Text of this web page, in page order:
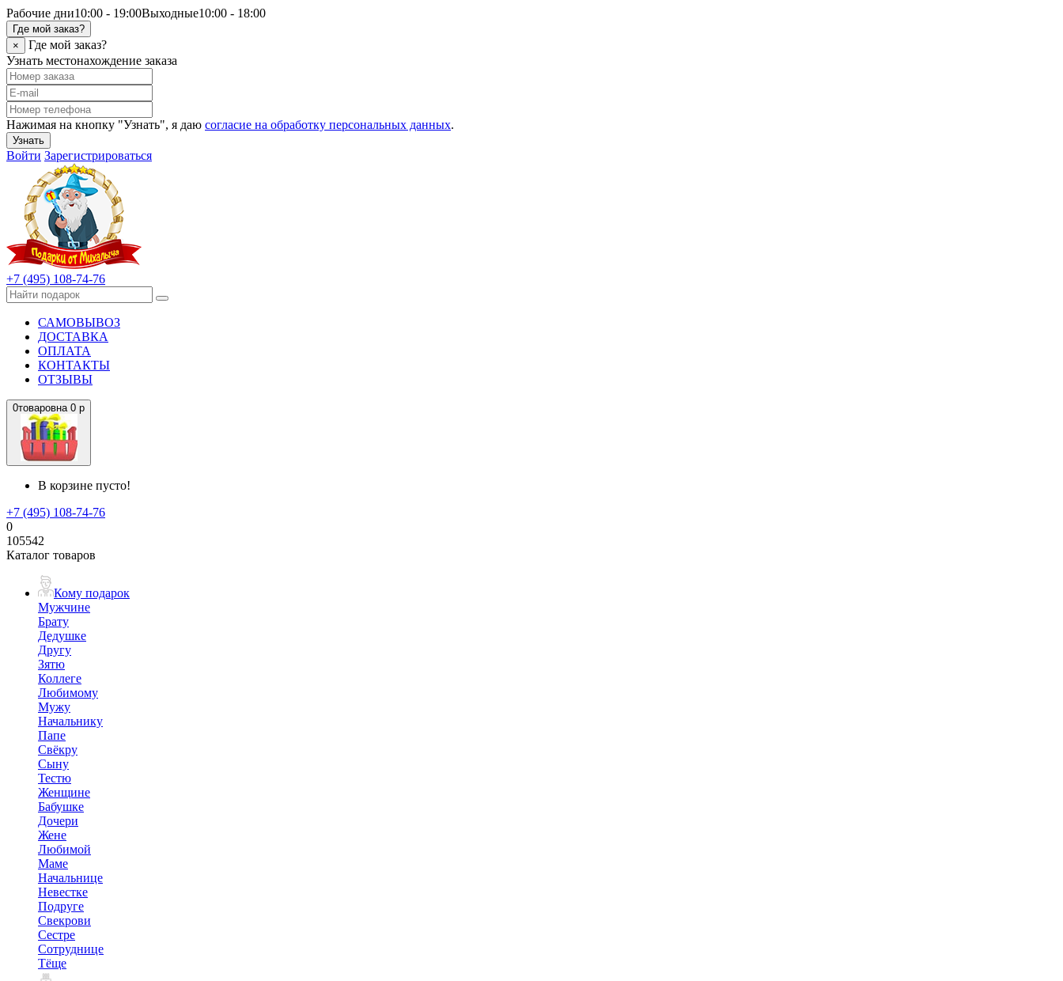
Рабочие дни10:00 - 19:00Выходные10:00 - 18:00
Где мой заказ?
×
Где мой заказ?
Узнать местонахождение заказа
Нажимая на кнопку "Узнать", я даю согласие на обработку персональных данных.
Узнать
Войти Зарегистрироваться
+7 (495) 108-74-76
САМОВЫВОЗ
ДОСТАВКА
ОПЛАТА
КОНТАКТЫ
ОТЗЫВЫ
0товаровна 0 р
В корзине пусто!
+7 (495) 108-74-76
0
105542
Каталог товаров
Кому подарок
Мужчине
Брату
Дедушке
Другу
Зятю
Коллеге
Любимому
Мужу
Начальнику
Папе
Свёкру
Сыну
Тестю
Женщине
Бабушке
Дочери
Жене
Любимой
Маме
Начальнице
Невестке
Подруге
Свекрови
Сестре
Сотруднице
Тёще